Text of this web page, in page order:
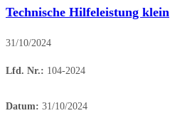
Technische Hilfeleistung klein
31/10/2024
Lfd. Nr.: 104-2024
Datum: 31/10/2024